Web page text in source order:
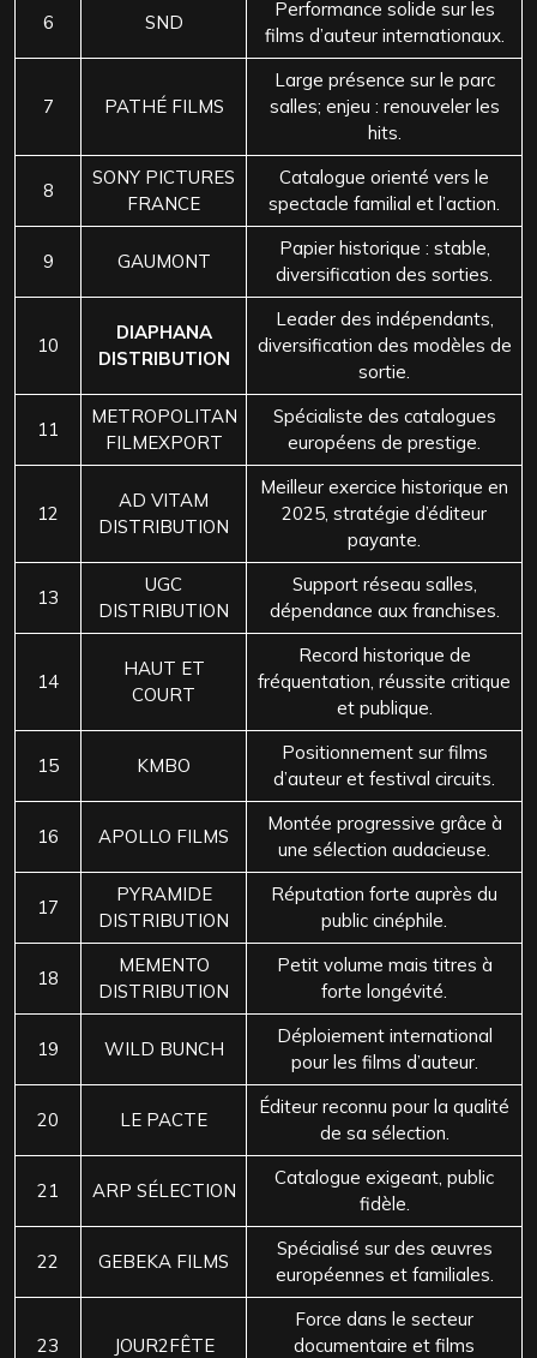
6 SND
Performance solide sur les
films d’auteur internationaux.
7 PATHÉ FILMS
Large présence sur le parc
salles; enjeu : renouveler les
hits.
8
SONY PICTURES
FRANCE
Catalogue orienté vers le
spectacle familial et l’action.
9 GAUMONT
Papier historique : stable,
diversification des sorties.
10
DIAPHANA
DISTRIBUTION
Leader des indépendants,
diversification des modèles de
sortie.
11
METROPOLITAN
FILMEXPORT
Spécialiste des catalogues
européens de prestige.
12
AD VITAM
DISTRIBUTION
Meilleur exercice historique en
2025, stratégie d’éditeur
payante.
13
UGC
DISTRIBUTION
Support réseau salles,
dépendance aux franchises.
14
HAUT ET
COURT
Record historique de
fréquentation, réussite critique
et publique.
15 KMBO
Positionnement sur films
d’auteur et festival circuits.
16 APOLLO FILMS
Montée progressive grâce à
une sélection audacieuse.
17
PYRAMIDE
DISTRIBUTION
Réputation forte auprès du
public cinéphile.
18
MEMENTO
DISTRIBUTION
Petit volume mais titres à
forte longévité.
19 WILD BUNCH
Déploiement international
pour les films d’auteur.
20 LE PACTE
Éditeur reconnu pour la qualité
de sa sélection.
21 ARP SÉLECTION
Catalogue exigeant, public
fidèle.
22 GEBEKA FILMS
Spécialisé sur des œuvres
européennes et familiales.
23 JOUR2FÊTE
Force dans le secteur
documentaire et films